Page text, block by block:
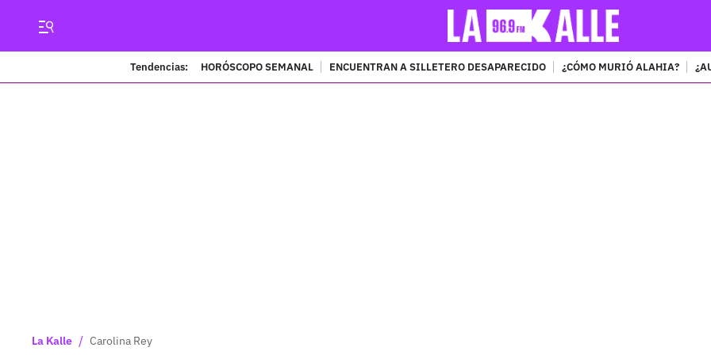
Tendencias: HORÓSCOPO SEMANAL ENCUENTRAN A SILLETERO DESAPARECIDO ¿CÓMO MURIÓ ALAHIA?
La Kalle / Carolina Rey